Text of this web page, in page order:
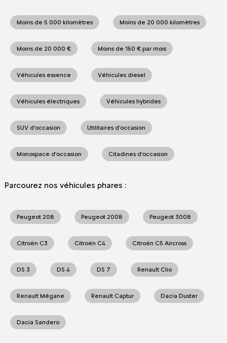
Moins de 5 000 kilomètres Moins de 20 000 kilomètres
Moins de 20 000 € Moins de 150 € par mois
Véhicules essence Véhicules diesel
Véhicules électriques Véhicules hybrides
SUV d'occasion Utilitaires d'occasion
Monospace d'occasion Citadines d'occasion
Parcourez nos véhicules phares :
Peugeot 208 Peugeot 2008 Peugeot 3008
Citroën C3 Citroën C4 Citroën C5 Aircross
DS 3 DS 4 DS 7 Renault Clio
Renault Mégane Renault Captur Dacia Duster
Dacia Sandero